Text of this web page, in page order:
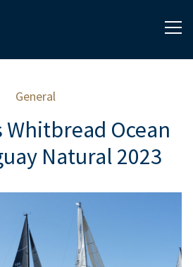
General
Whitbread Ocean
Natural 2023